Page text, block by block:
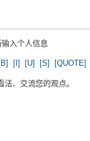
入个人信息
[B] [I] [U] [S] [QUOTE]
、交流您的观点。